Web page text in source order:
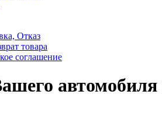
Отказ
товара
соглашение
автомобиля